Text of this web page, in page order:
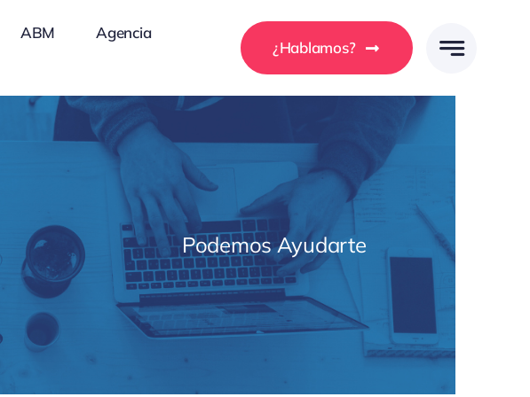
ABM
Agencia
¿Hablamos?
Podemos Ayudarte